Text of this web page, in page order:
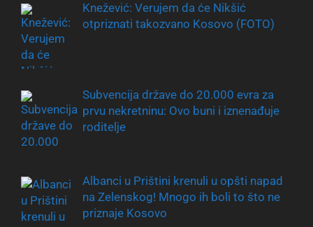
Knežević: Verujem da će Nikšić
otpriznati takozvano Kosovo (FOTO)
Subvencija države do 20.000 evra za
prvu nekretninu: Ovo buni i iznenađuje
roditelje
Albanci u Prištini krenuli u opšti napad
na Zelenskog! Mnogo ih boli to što ne
priznaje Kosovo